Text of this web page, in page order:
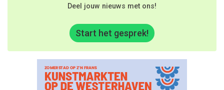
Deel jouw nieuws met ons!
Start het gesprek!